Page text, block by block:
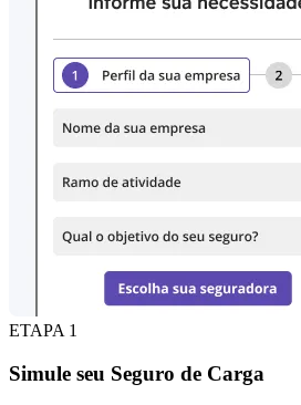
ETAPA 1
Simule seu Seguro de Carga